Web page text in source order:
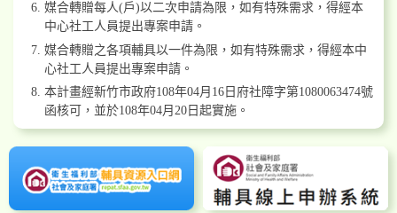
媒合轉贈每人(戶)以二次申請為限，如有特殊需求，得經本
中心社工人員提出專案申請。
媒合轉贈之各項輔具以一件為限，如有特殊需求，得經本中
心社工人員提出專案申請。
本計畫經新竹市政府108年04月16日府社障字第1080063474號
函核可，並於108年04月20日起實施。